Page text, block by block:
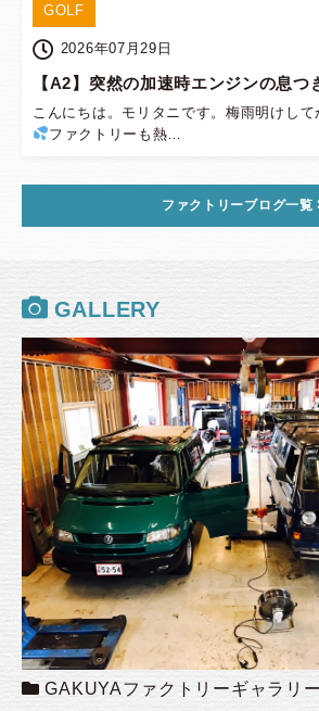
GOLF
2026年07月29日
【A2】突然の加速時エンジンの息つ
こんにちは。モリタニです。梅雨明けし
ファクトリーも熱…
ファクトリーブログ一覧
GALLERY
GAKUYAファクトリーギャラリー